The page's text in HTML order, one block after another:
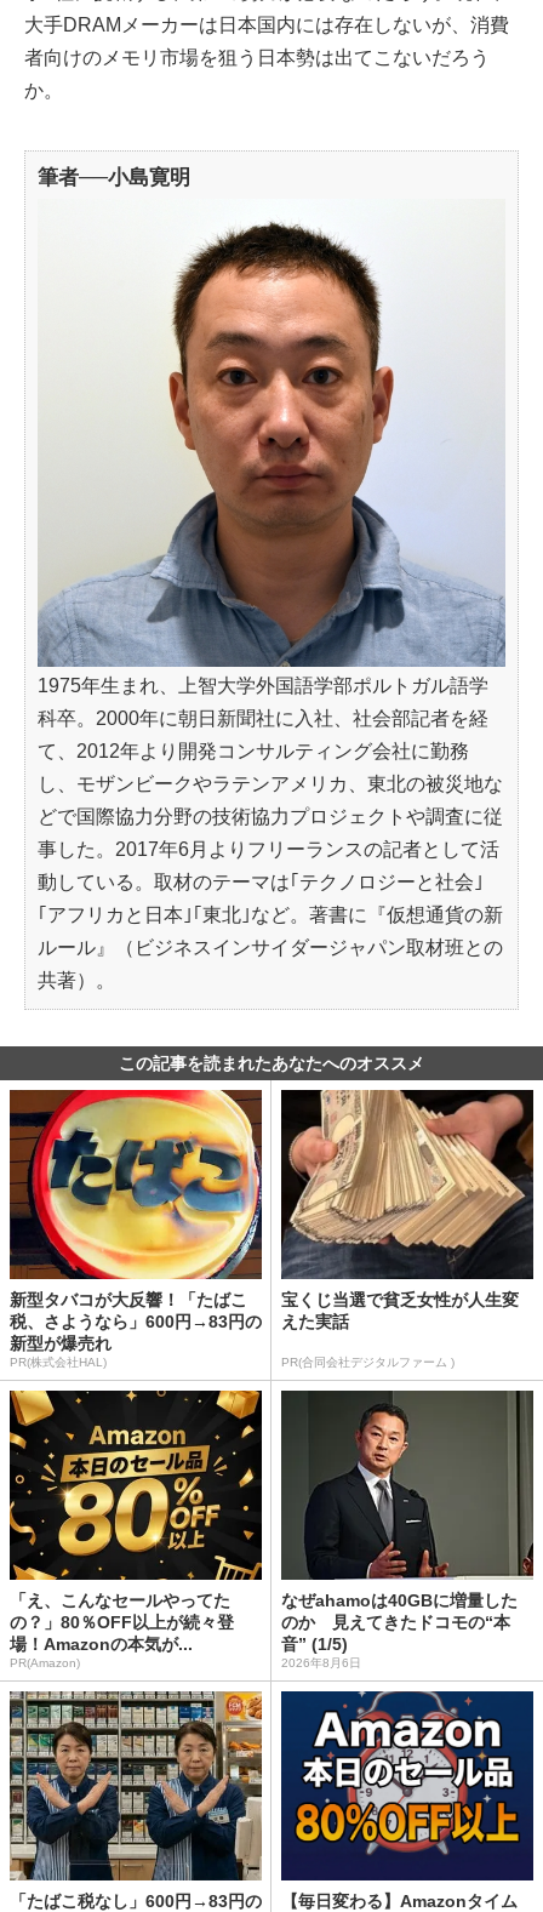
大手DRAMメーカーは日本国内には存在しないが、消費
者向けのメモリ市場を狙う日本勢は出てこないだろう
か。
筆者──小島寛明
1975年生まれ、上智大学外国語学部ポルトガル語学
科卒。2000年に朝日新聞社に入社、社会部記者を経
て、2012年より開発コンサルティング会社に勤務
し、モザンビークやラテンアメリカ、東北の被災地な
どで国際協力分野の技術協力プロジェクトや調査に従
事した。2017年6月よりフリーランスの記者として活
動している。取材のテーマは｢テクノロジーと社会｣
｢アフリカと日本｣｢東北｣など。著書に『仮想通貨の新
ルール』（ビジネスインサイダージャパン取材班との
共著）。
この記事を読まれたあなたへのオススメ
新型タバコが大反響！「たばこ
税、さようなら」600円→83円の
新型が爆売れ
PR(株式会社HAL)
宝くじ当選で貧乏女性が人生変
えた実話
PR(合同会社デジタルファーム )
「え、こんなセールやってた
の？」80％OFF以上が続々登
場！Amazonの本気が...
PR(Amazon)
なぜahamoは40GBに増量した
のか 見えてきたドコモの“本
音” (1/5)
2026年8月6日
「たばこ税なし」600円→83円の
【毎日変わる】Amazonタイム